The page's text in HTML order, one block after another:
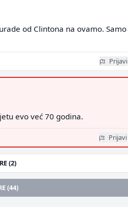
od Clintona na ovamo. Samo
Prijavi
evo već 70 godina.
Prijavi
(2)
(44)